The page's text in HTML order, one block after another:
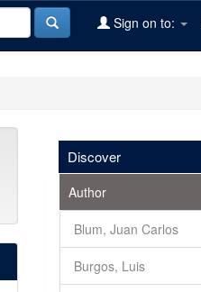
Sign on to:
Discover
Author
Blum, Juan Carlos
Burgos, Luis